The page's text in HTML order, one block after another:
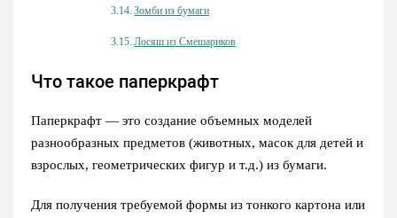
Зомби из бумаги
Лосяш из Смешариков
Что такое паперкрафт
Паперкрафт — это создание объемных моделей
разнообразных предметов (животных, масок для детей и
взрослых, геометрических фигур и т.д.) из бумаги.
Для получения требуемой формы из тонкого картона или